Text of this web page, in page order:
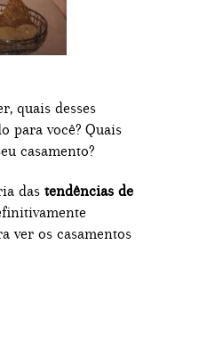
quais desses
para você? Quais
casamento?
das tendências de
ver os casamentos